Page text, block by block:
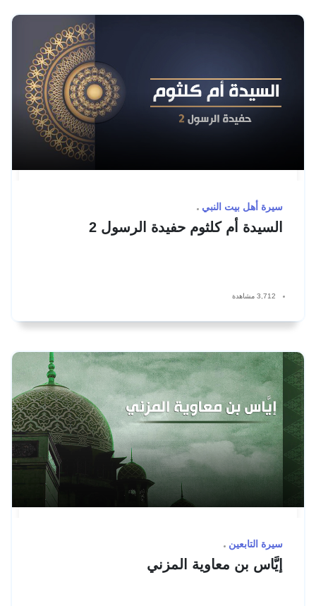
سيرة أهل بيت النبي
السيدة أم كلثوم حفيدة الرسول 2
3,712 مشاهدة
سيرة التابعين
إيَّاس بن معاوية المزني